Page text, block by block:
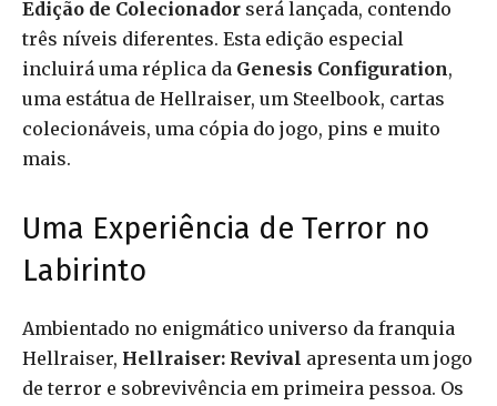
Edição de Colecionador será lançada, contendo
três níveis diferentes. Esta edição especial
incluirá uma réplica da Genesis Configuration,
uma estátua de Hellraiser, um Steelbook, cartas
colecionáveis, uma cópia do jogo, pins e muito
mais.
Uma Experiência de Terror no
Labirinto
Ambientado no enigmático universo da franquia
Hellraiser, Hellraiser: Revival apresenta um jogo
de terror e sobrevivência em primeira pessoa. Os